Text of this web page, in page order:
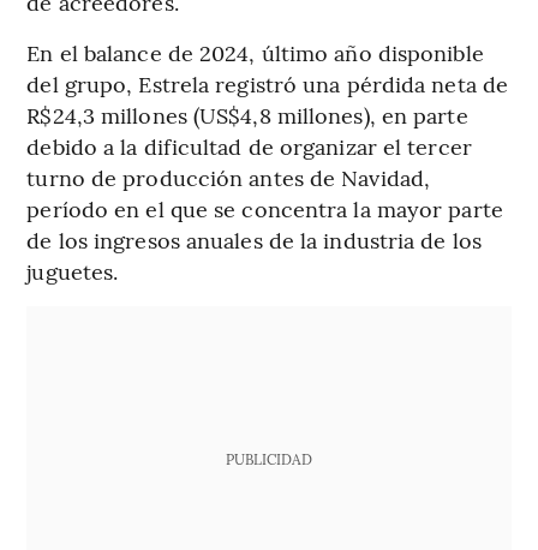
En el balance de 2024, último año disponible
del grupo, Estrela registró una pérdida neta de
R$24,3 millones (US$4,8 millones), en parte
debido a la dificultad de organizar el tercer
turno de producción antes de Navidad,
período en el que se concentra la mayor parte
de los ingresos anuales de la industria de los
juguetes.
PUBLICIDAD